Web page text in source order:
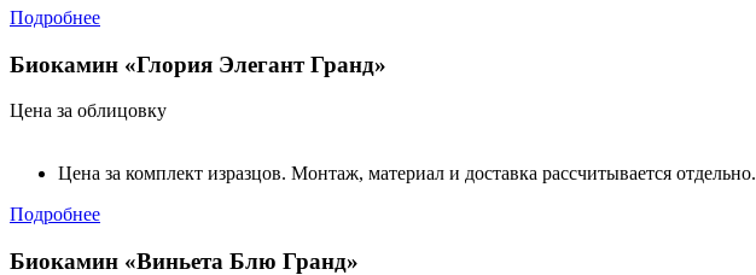
Подробнее
Биокамин «Глория Элегант Гранд»
Цена за облицовку
Цена за комплект изразцов. Монтаж, материал и доставка рассчитывается отдельно.
Подробнее
Биокамин «Виньета Блю Гранд»